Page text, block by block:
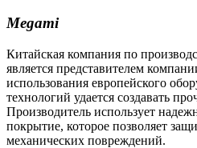
Megami
Китайская компания по
является представителем
использования европейского
технологий удается создавать
Производитель использует
покрытие, которое позволяет
механических повреждений.